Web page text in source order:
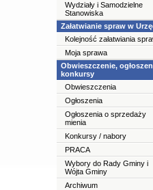
Wydziały i Samodzielne
Stanowiska
Załatwianie spraw w
Kolejność załatwiania
Moja sprawa
Obwieszczenie,
konkursy
Obwieszczenia
Ogłoszenia
Ogłoszenia o sprzedaży
mienia
Konkursy / nabory
PRACA
Wybory do Rady Gminy i
Wójta Gminy
Archiwum